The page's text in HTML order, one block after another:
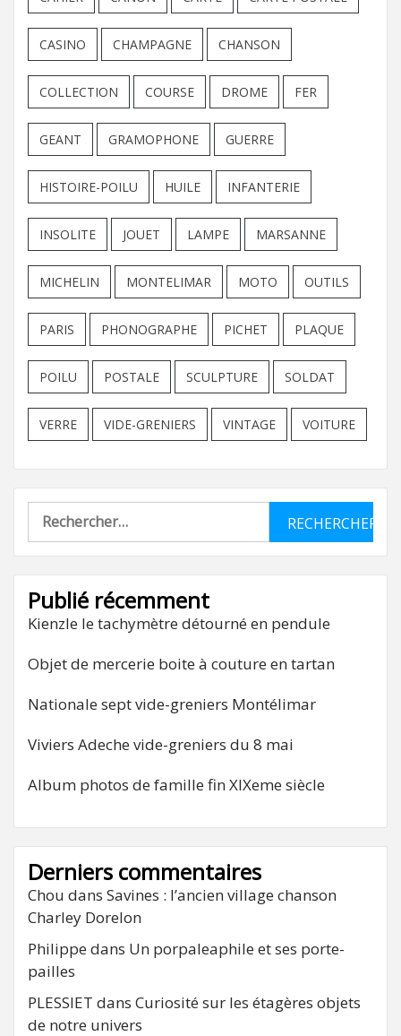
CASINO CHAMPAGNE CHANSON
COLLECTION COURSE DROME FER
GEANT GRAMOPHONE GUERRE
HISTOIRE-POILU HUILE INFANTERIE
INSOLITE JOUET LAMPE MARSANNE
MICHELIN MONTELIMAR MOTO OUTILS
PARIS PHONOGRAPHE PICHET PLAQUE
POILU POSTALE SCULPTURE SOLDAT
VERRE VIDE-GRENIERS VINTAGE VOITURE
Rechercher :
Publié récemment
Kienzle le tachymètre détourné en pendule
Objet de mercerie boite à couture en tartan
Nationale sept vide-greniers Montélimar
Viviers Adeche vide-greniers du 8 mai
Album photos de famille fin XIXeme siècle
Derniers commentaires
Chou dans Savines : l’ancien village chanson
Charley Dorelon
Philippe dans Un porpaleaphile et ses porte-
pailles
PLESSIET dans Curiosité sur les étagères objets
de notre univers